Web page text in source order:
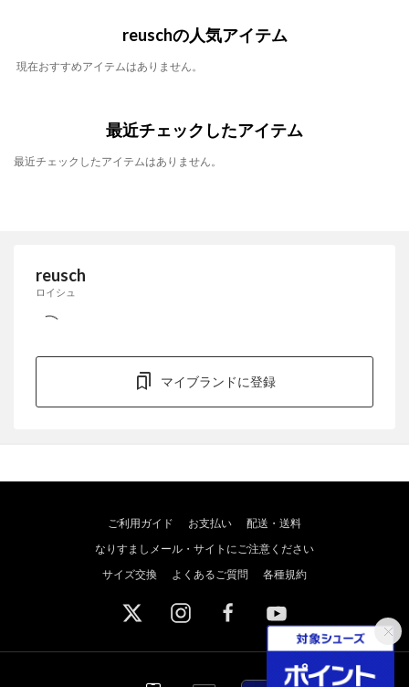
reuschの人気アイテム
現在おすすめアイテムはありません。
最近チェックしたアイテム
最近チェックしたアイテムはありません。
reusch
ロイシュ
マイブランドに登録
ご利用ガイド お支払い
配送・送料
なりすましメール・サイトにご注意ください
サイズ交換
よくあるご質問 各種規約